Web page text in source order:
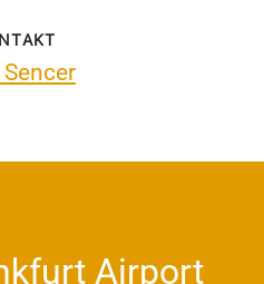
Sencer
Airport